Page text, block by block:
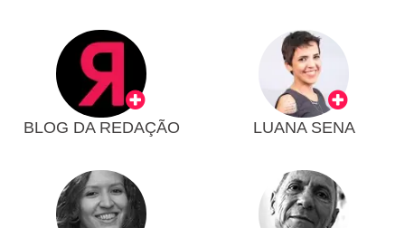
BLOG DA REDAÇÃO LUANA SENA